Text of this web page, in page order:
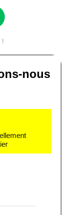
!
nous